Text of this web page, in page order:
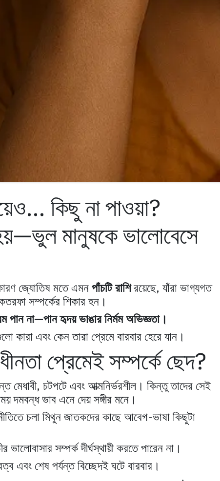
কিছু না পাওয়া?
মানুষকে ভালোবেসে
জ্যোতিষ মতে এমনপাঁচটি রাশিরয়েছে, যাঁরা ভাগ্যগত
সম্পর্কের শিকার হন।
পান না—পান হৃদয় ভাঙার নির্মম অভিজ্ঞতা।
কারা এবং কেন তারা প্রেমে বারবার হেরে যান।
প্রেমেই সম্পর্কে ছেদ?
মেধাবী, চটপটে এবং আত্মনির্ভরশীল। কিন্তু তাদের সেই
দমবন্ধ ভাব এনে দেয় সঙ্গীর মনে।
চলা মিথুন জাতকদের কাছে আবেগ-ভাষা কিছুটা
সম্পর্ক দীর্ঘস্থায়ী করতে পারেন না।
এবং শেষ পর্যন্ত বিচ্ছেদই ঘটে বারবার।